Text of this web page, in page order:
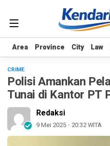
Area Province City Law
Area Province City Law
CRIME
Polisi Amankan
Tunai di Kantor PT
Redaksi
9 Mei 2025 - 20:32 WITA